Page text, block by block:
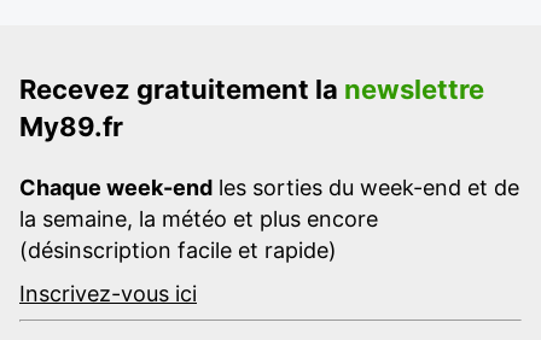
Recevez gratuitement la newslettre
My89.fr
Chaque week-end les sorties du week-end et de
la semaine, la météo et plus encore
(désinscription facile et rapide)
Inscrivez-vous ici